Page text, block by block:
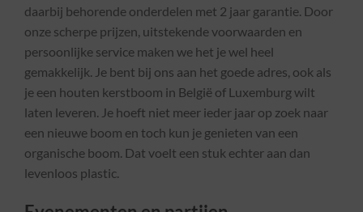
daarbij behorende onderdelen met 2 jaar garantie. Door
onze scherpe prijzen, uitstekende voorwaarden en
persoonlijke service maken we het je wel heel
gemakkelijk. Je bent bij ons aan het goede adres, ook als
je een houten kerstboom in België of Luxemburg wilt
laten leveren. Je hoeft niet meer ieder jaar op zoek naar
een nieuwe boom en toch kun je genieten van een
organische boom. Dat voelt een stuk echter aan dan
levenloos plastic.